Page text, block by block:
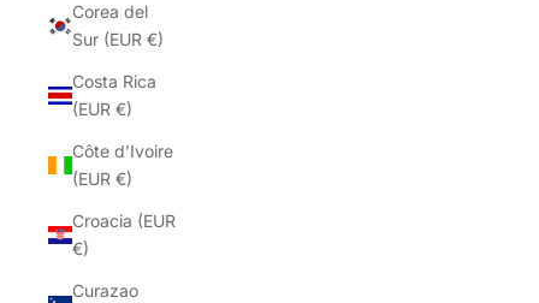
Corea del
Sur (EUR €)
Costa Rica
(EUR €)
Côte d’Ivoire
(EUR €)
Croacia (EUR
€)
Curazao